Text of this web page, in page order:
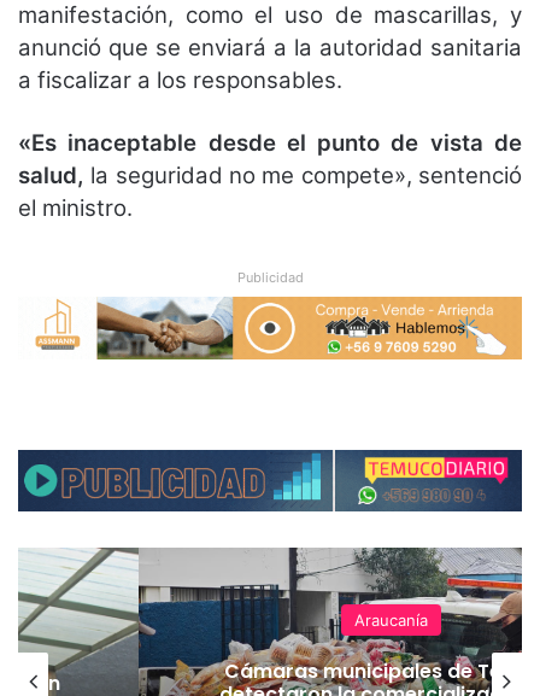
manifestación, como el uso de mascarillas, y
anunció que se enviará a la autoridad sanitaria
a fiscalizar a los responsables.
«Es inaceptable desde el punto de vista de
salud, la seguridad no me compete», sentenció
el ministro.
Publicidad
Araucanía
Cámaras municipales de